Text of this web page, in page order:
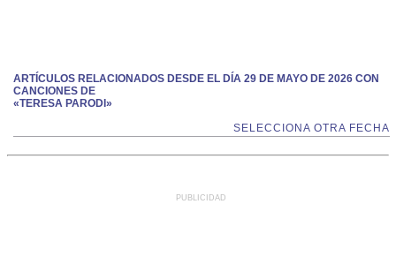
ARTÍCULOS RELACIONADOS DESDE EL DÍA 29 DE MAYO DE 2026 CON
CANCIONES DE
«TERESA PARODI»
SELECCIONA OTRA FECHA
PUBLICIDAD